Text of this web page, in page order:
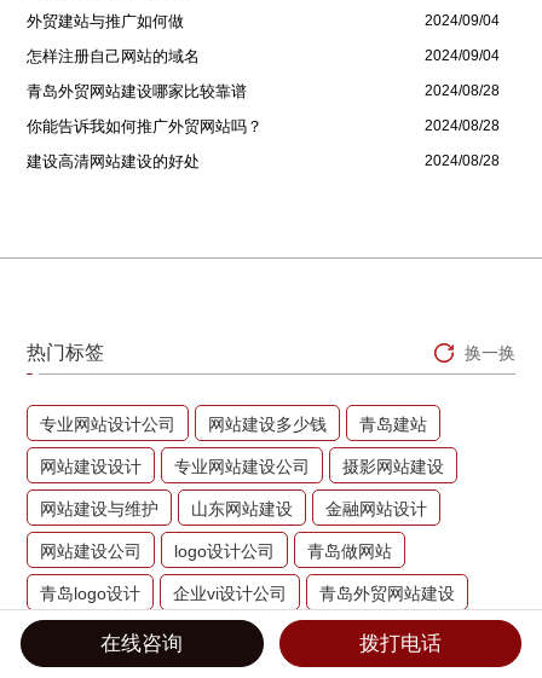
外贸建站与推广如何做 2024/09/04
怎样注册自己网站的域名 2024/09/04
青岛外贸网站建设哪家比较靠谱 2024/08/28
你能告诉我如何推广外贸网站吗？ 2024/08/28
建设高清网站建设的好处 2024/08/28
热门标签 换一换
专业网站设计公司 网站建设多少钱 青岛建站
网站建设设计 专业网站建设公司 摄影网站建设
网站建设与维护 山东网站建设 金融网站设计
网站建设公司 logo设计公司 青岛做网站
青岛logo设计 企业vi设计公司 青岛外贸网站建设
青岛网站策划 企业vi设计公司 日照网站建设
在线咨询 拨打电话